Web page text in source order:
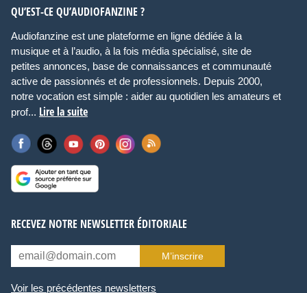
QU’EST-CE QU’AUDIOFANZINE ?
Audiofanzine est une plateforme en ligne dédiée à la
musique et à l’audio, à la fois média spécialisé, site de
petites annonces, base de connaissances et communauté
active de passionnés et de professionnels. Depuis 2000,
notre vocation est simple : aider au quotidien les amateurs et
prof... Lire la suite
RECEVEZ NOTRE NEWSLETTER ÉDITORIALE
M’inscrire
Voir les précédentes newsletters